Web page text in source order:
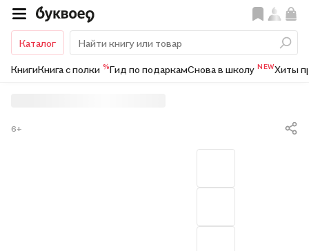
Каталог
КнигиКнига с полки %Гид по подаркамСнова в школу NEWХиты
6+